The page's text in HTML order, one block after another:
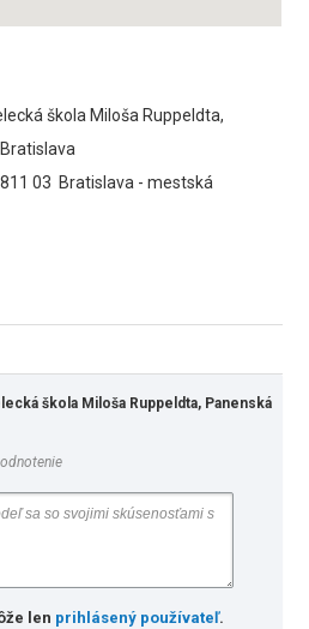
škola Miloša Ruppeldta,
03 Bratislava - mestská
škola Miloša Ruppeldta, Panenská
len prihlásený používateľ.